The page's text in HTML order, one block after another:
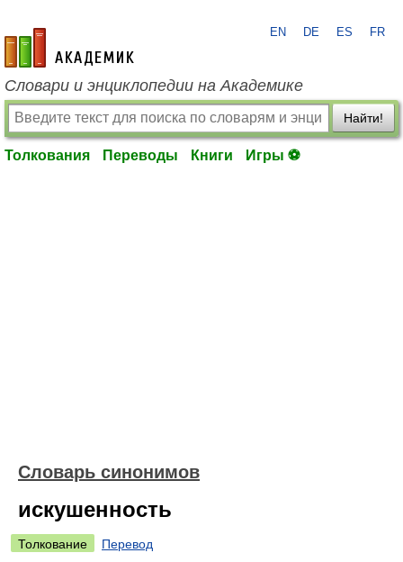
academic.ru
EN DE ES FR
Словари и энциклопедии на Академике
Найти!
Толкования Переводы Книги Игры ⚽
Словарь синонимов
искушенность
Толкование
Перевод